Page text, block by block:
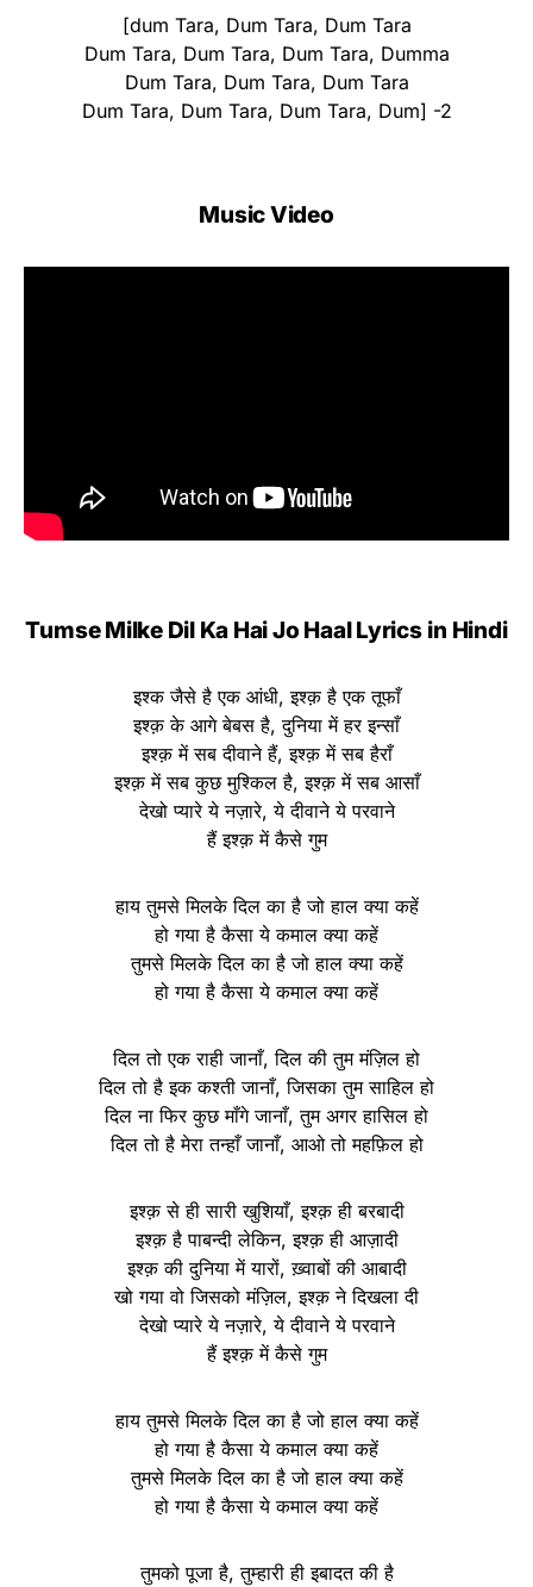
[dum Tara, Dum Tara, Dum Tara
Dum Tara, Dum Tara, Dum Tara, Dumma
Dum Tara, Dum Tara, Dum Tara
Dum Tara, Dum Tara, Dum Tara, Dum] -2
Music Video
Tumse Milke Dil Ka Hai Jo Haal Lyrics in Hindi
इश्क जैसे है एक आंधी, इश्क़ है एक तूफाँ
इश्क़ के आगे बेबस है, दुनिया में हर इन्साँ
इश्क़ में सब दीवाने हैं, इश्क़ में सब हैराँ
इश्क़ में सब कुछ मुश्किल है, इश्क़ में सब आसाँ
देखो प्यारे ये नज़ारे, ये दीवाने ये परवाने
हैं इश्क़ में कैसे गुम
हाय तुमसे मिलके दिल का है जो हाल क्या कहें
हो गया है कैसा ये कमाल क्या कहें
तुमसे मिलके दिल का है जो हाल क्या कहें
हो गया है कैसा ये कमाल क्या कहें
दिल तो एक राही जानाँ, दिल की तुम मंज़िल हो
दिल तो है इक कश्ती जानाँ, जिसका तुम साहिल हो
दिल ना फिर कुछ माँगे जानाँ, तुम अगर हासिल हो
दिल तो है मेरा तन्हाँ जानाँ, आओ तो महफ़िल हो
इश्क़ से ही सारी खुशियाँ, इश्क़ ही बरबादी
इश्क़ है पाबन्दी लेकिन, इश्क़ ही आज़ादी
इश्क़ की दुनिया में यारों, ख़्वाबों की आबादी
खो गया वो जिसको मंज़िल, इश्क़ ने दिखला दी
देखो प्यारे ये नज़ारे, ये दीवाने ये परवाने
हैं इश्क़ में कैसे गुम
हाय तुमसे मिलके दिल का है जो हाल क्या कहें
हो गया है कैसा ये कमाल क्या कहें
तुमसे मिलके दिल का है जो हाल क्या कहें
हो गया है कैसा ये कमाल क्या कहें
तुमको पूजा है, तुम्हारी ही इबादत की है